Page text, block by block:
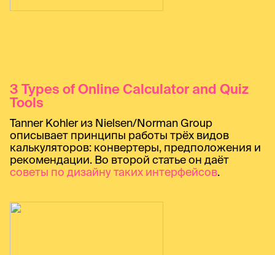
3 Types of Online Calculator and Quiz
Tools
Tanner Kohler из Nielsen/Norman Group
описывает принципы работы трёх видов
калькуляторов: конвертеры, предположения и
рекомендации. Во второй статье он даёт
советы по дизайну таких интерфейсов.